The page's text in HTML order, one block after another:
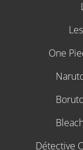
One
Détective